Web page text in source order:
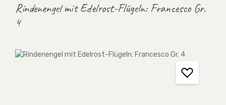
Rindenengel mit Edelrost-Flügeln: Francesco Gr.
4
Bildergalerie überspringen